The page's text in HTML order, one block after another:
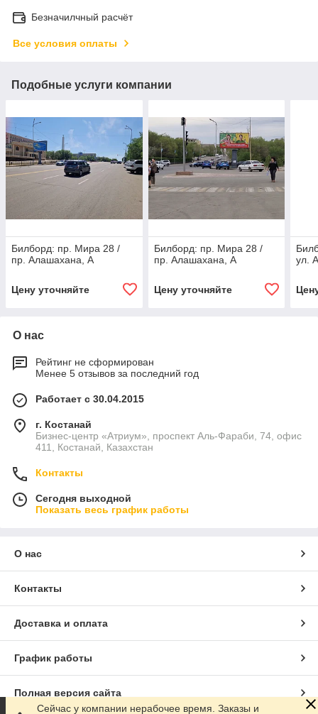
Безначилчный расчёт
Все условия оплаты
Подобные услуги компании
Билборд: пр. Мира 28 /
пр. Алашахана, А
Цену уточняйте
Билборд: пр. Мира 28 /
пр. Алашахана, А
Цену уточняйте
ул.
О нас
Рейтинг не сформирован
Менее 5 отзывов за последний год
Работает с 30.04.2015
г. Костанай
Бизнес-центр «Атриум», проспект Аль-Фараби, 74, офис
411, Костанай, Казахстан
Контакты
Сегодня выходной
Показать весь график работы
О нас
Контакты
Доставка и оплата
График работы
Полная версия сайта
Сейчас у компании нерабочее время. Заказы и